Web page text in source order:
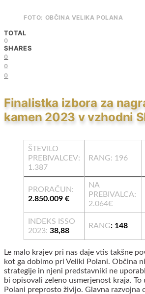
FOTO: OBČINA VELIKA POLANA
TOTAL
0
SHARES
0
0
0
Finalistka izbora za
kamen 2023 v vzhodni
ŠTEVILO
PREBIVALCEV:
1.387
RANG: 196
PRORAČUN:
2.850.009 €
NA
PREBIVALCA:
2.064€
INDEKS ISSO
2023: 38,88
RANG: 148
Le malo krajev pri nas daje vtis takšne
kot ga dobimo pri Veliki Polani. Občina
strategije in njeni predstavniki ne
bi opisovali zeleno usmerjenost kraja. To
Polani preprosto živijo. Glavna razvojna